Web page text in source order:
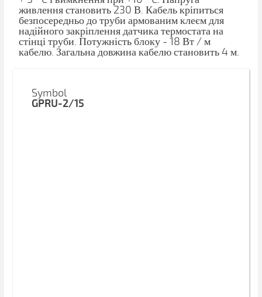
живлення становить 230 В. Кабель кріпиться
безпосередньо до труби армованим клеєм для
надійного закріплення датчика термостата на
стінці труби. Потужність блоку - 18 Вт / м
кабелю. Загальна довжина кабелю становить 4 м.
Symbol
GPRU-2/15